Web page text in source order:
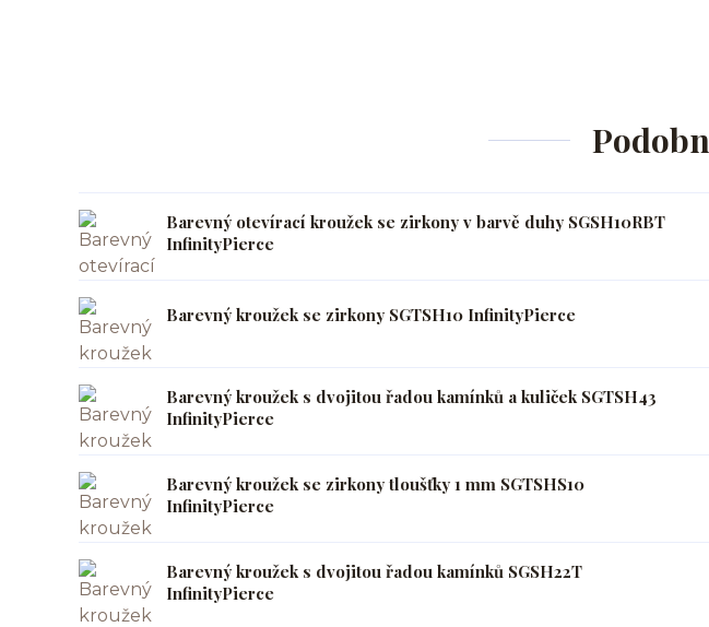
Barevný otevírací kroužek se zirkony v barvě duhy SGSH10RBT
InfinityPierce
Barevný kroužek se zirkony SGTSH10 InfinityPierce
Barevný kroužek s dvojitou řadou kamínků a kuliček SGTSH43
InfinityPierce
Barevný kroužek se zirkony tloušťky 1 mm SGTSHS10
InfinityPierce
Barevný kroužek s dvojitou řadou kamínků SGSH22T
InfinityPierce